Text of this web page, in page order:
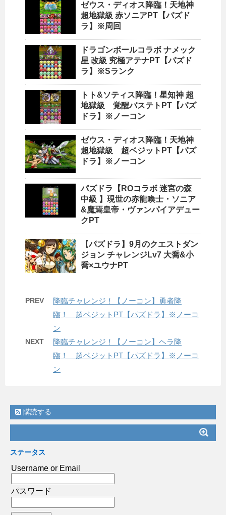
ゼウス・ディオス降臨！天地神
超地獄級 赤ソニアPT【パズド
ラ】※周回
ドラゴンボールコラボ ナメック
星 改級 究極アテナPT【パズド
ラ】※Sランク
トト&ソティス降臨！星知神 超
地獄級 覚醒バステトPT【パズ
ドラ】※ノーコン
ゼウス・ディオス降臨！天地神
超地獄級 超ベジットPT【パズ
ドラ】※ノーコン
パズドラ【ROコラボ 迷宮の森
中級 】現世の赤龍喚士・ソニア
&魔焉皇帝・ヴァンパイアデュー
クPT
【パズドラ】9月のクエストダン
ジョン チャレンジLv7 大喬&小
喬×ユウナPT
PREV
降臨チャレンジ！【ノーコン】勇者降
臨！ 超ベジットPT【パズドラ】※ノーコ
ン
NEXT
降臨チャレンジ！【ノーコン】ヘラ降
臨！ 超ベジットPT【パズドラ】※ノーコ
ン
購読する
ステータス
Username or Email
パスワード